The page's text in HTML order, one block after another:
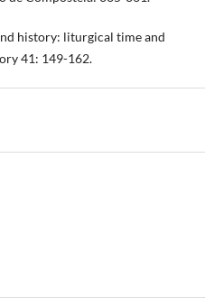
history: liturgical time and
41: 149-162.